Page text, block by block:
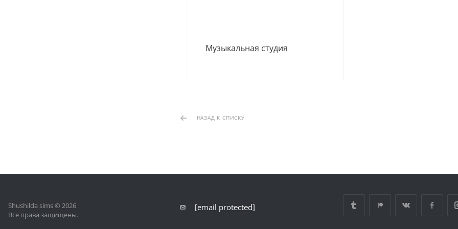
Музыкальная студия
НАЗАД К СПИСКУ
Shushilda sims © 2026
Все права защищены.
[email protected]